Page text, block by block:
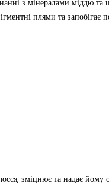
плями та запобігає
зміцнює та надає йому